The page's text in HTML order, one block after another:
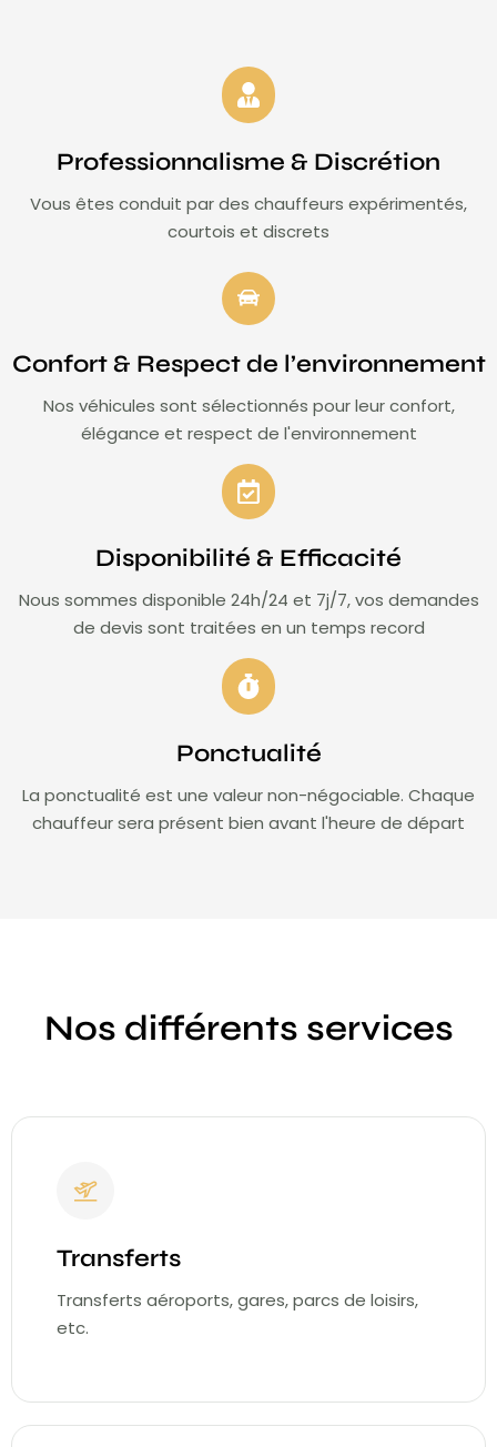
Professionnalisme & Discrétion
Vous êtes conduit par des chauffeurs expérimentés,
courtois et discrets
Confort & Respect de l’environnement
Nos véhicules sont sélectionnés pour leur confort,
élégance et respect de l'environnement
Disponibilité & Efficacité
Nous sommes disponible 24h/24 et 7j/7, vos demandes
de devis sont traitées en un temps record
Ponctualité
La ponctualité est une valeur non-négociable. Chaque
chauffeur sera présent bien avant l'heure de départ
Nos différents services
Transferts
Transferts aéroports, gares, parcs de loisirs,
etc.